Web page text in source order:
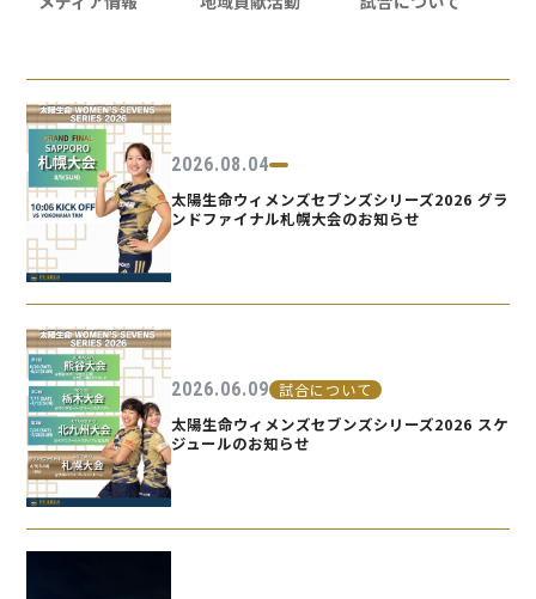
2026.08.04
太陽生命ウィメンズセブンズシリーズ2026 グラ
ンドファイナル札幌大会のお知らせ
2026.06.09 試合について
太陽生命ウィメンズセブンズシリーズ2026 スケ
ジュールのお知らせ